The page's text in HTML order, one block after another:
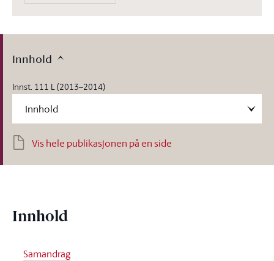
Innhold
Innst. 111 L (2013–2014)
Vis hele publikasjonen på en side
Innhold
Samandrag